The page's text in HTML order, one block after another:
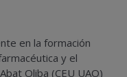
en la formación
y el
Oliba (CEU UAO)